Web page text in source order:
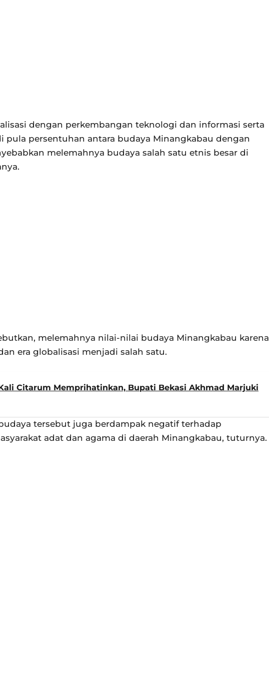
dengan perkembangan teknologi dan informasi serta
pula persentuhan antara budaya Minangkabau dengan
melemahnya budaya salah satu etnis besar di
melemahnya nilai-nilai budaya Minangkabau karena
era globalisasi menjadi salah satu.
Citarum Memprihatinkan, Bupati Bekasi Akhmad Marjuki
tersebut juga berdampak negatif terhadap
adat dan agama di daerah Minangkabau, tuturnya.